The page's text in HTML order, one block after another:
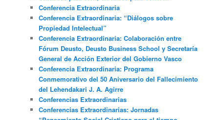
Conferencia Extraordinaria
Conferencia Extraordinaria: “Diálogos sobre
Propiedad Intelectual”
Conferencia Extraordinaria: Colaboración entre
Fórum Deusto, Deusto Business School y Secretaría
General de Acción Exterior del Gobierno Vasco
Conferencia Extraordinaria: Programa
Conmemorativo del 50 Aniversario del Fallecimiento
del Lehendakari J. A. Agirre
Conferencias Extraordinarias
Conferencias Extraordinarias: Jornadas